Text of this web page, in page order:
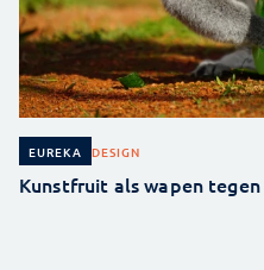
EUREKA DESIGN
Kunstfruit als wapen